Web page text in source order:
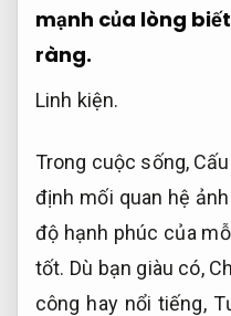
mạnh của lòng
ràng.
Linh kiện.
Trong cuộc sống,
định mối quan hệ
độ hạnh phúc của
tốt. Dù bạn giàu có,
công hay nổi tiếng,